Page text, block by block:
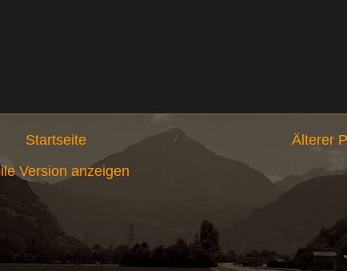
Älterer
Startseite
Version anzeigen